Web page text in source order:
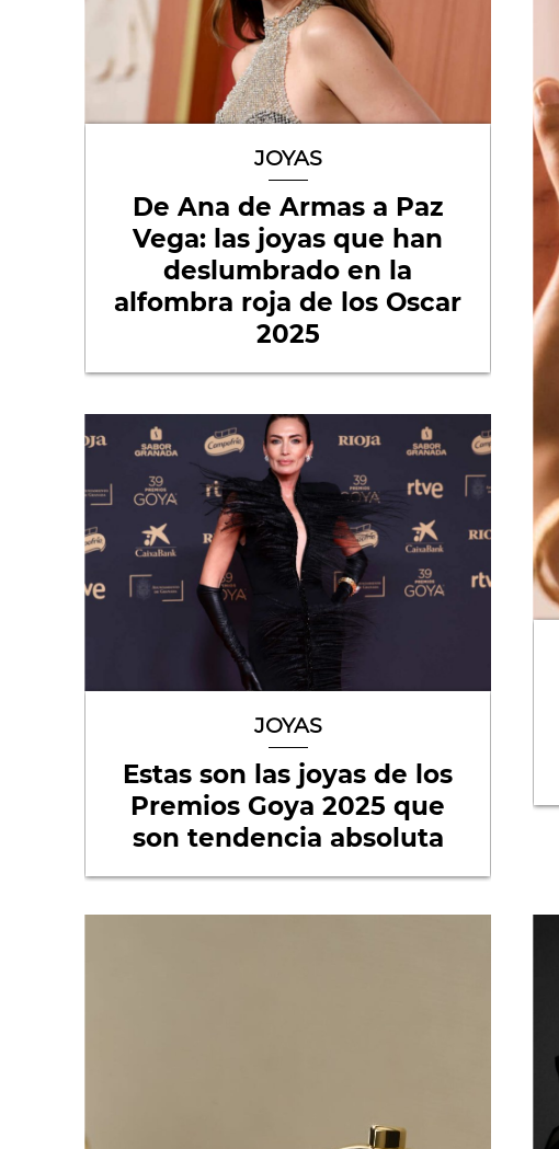
JOYAS
De Ana de Armas a Paz
Vega: las joyas que han
deslumbrado en la
alfombra roja de los Oscar
2025
JOYAS
Estas son las joyas de los
Premios Goya 2025 que
son tendencia absoluta